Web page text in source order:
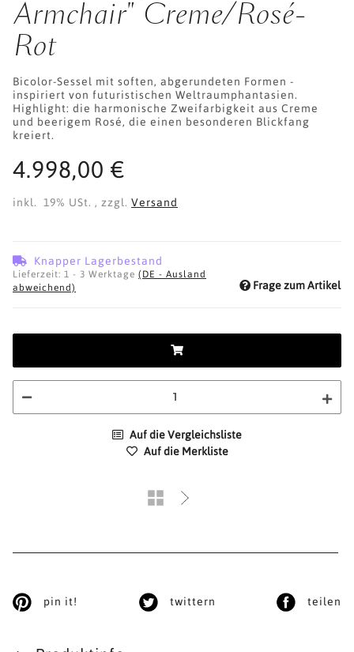
Armchair" Creme/Rosé-
Rot
Bicolor-Sessel mit soften, abgerundeten Formen -
inspiriert von futuristischen Weltraumphantasien.
Highlight: die harmonische Zweifarbigkeit aus Creme
und beerigem Rosé, die einen besonderen Blickfang
kreiert.
4.998,00 €
inkl. 19% USt. , zzgl. Versand
Knapper Lagerbestand
Lieferzeit: 1 - 3 Werktage (DE - Ausland
abweichend)
Frage zum Artikel
Auf die Vergleichsliste
Auf die Merkliste
pin it! twittern teilen